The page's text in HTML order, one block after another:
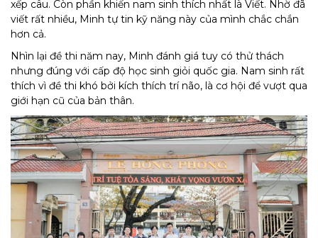
xếp câu. Còn phần khiến nam sinh thích nhất là Viết. Nhờ đã
viết rất nhiều, Minh tự tin kỹ năng này của mình chắc chắn
hơn cả.
Nhìn lại đề thi năm nay, Minh đánh giá tuy có thử thách
nhưng đúng với cấp độ học sinh giỏi quốc gia. Nam sinh rất
thích vì đề thi khó bởi kích thích trí não, là cơ hội để vượt qua
giới hạn cũ của bản thân.